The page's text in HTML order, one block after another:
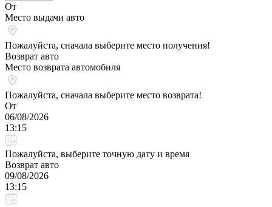
От
Место выдачи авто
Пожалуйста, сначала выберите место получения!
Возврат авто
Место возврата автомобиля
Пожалуйста, сначала выберите место возврата!
От
06/08/2026
13:15
Пожалуйста, выберите точную дату и время
Возврат авто
09/08/2026
13:15